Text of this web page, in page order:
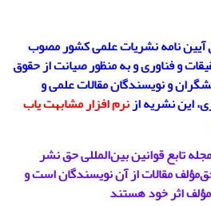
آیین ­نامه نشریات علمی کشور مصوب
و به منظور صیانت از حقوق
و نویسندگان مقالات علمی و
این نشریه ازنرم ­افزار مشابهت­ یاب
تابع قوانین بین‌المللی حق نشر
مقالات از آن نویسندگان است و
اثر خود هستند